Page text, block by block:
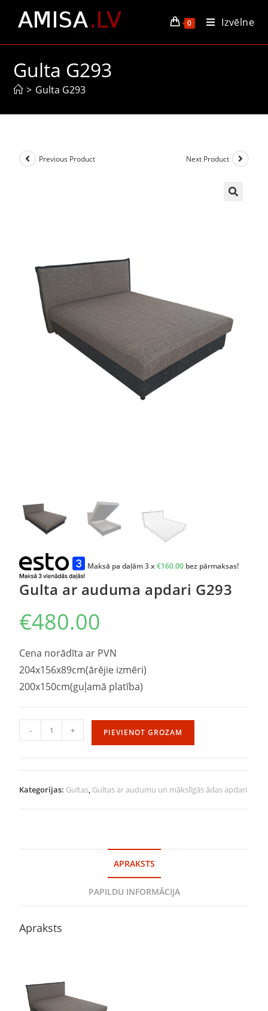
0 Izvēlne
Gulta G293
> Gulta G293
Previous Product Next Product
Maksā pa daļām 3 x€160.00 bez pārmaksas!
Gulta ar auduma apdari G293
€480.00
Cena norādīta ar PVN
204x156x89cm(ārējie izmēri)
200x150cm(guļamā platība)
- + PIEVIENOT GROZAM
Kategorijas: Gultas, Gultas ar audumu un mākslīgās ādas apdari
APRAKSTS
PAPILDU INFORMĀCIJA
Apraksts